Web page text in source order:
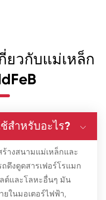
วกับแม่เหล็ก
สำหรับอะไร? 
างสนามแม่เหล็กและ
ดึงดูดสารเฟอร์โรแมก
ต์และโลหะอื่นๆ มัน
ในมอเตอร์ไฟฟ้า,